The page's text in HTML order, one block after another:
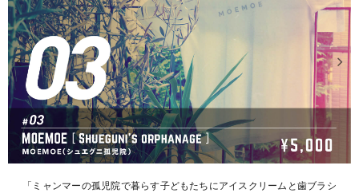
「ミャンマーの孤児院で暮らす子どもたちにアイスクリームと歯ブラシ